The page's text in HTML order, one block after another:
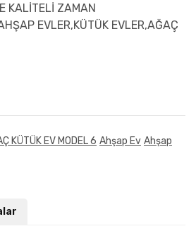
KALİTELİ ZAMAN
EVLER,KÜTÜK EVLER,AĞAÇ
KÜTÜK EV MODEL 6 Ahşap Ev Ahşap